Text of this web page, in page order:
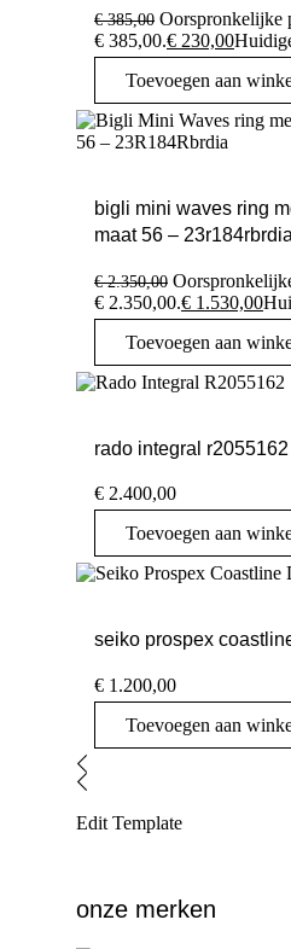
€385,00 Oorspronkelijke
€ 385,00.€ 230,00
Toevoegen aan
bigli mini waves ring
maat 56 – 23r184rbrdia
€2.350,00
€ 2.350,00.€ 1.530,00
Toevoegen aan
rado integral r2055162
€ 2.400,00
Toevoegen aan
seiko prospex
€ 1.200,00
Toevoegen aan
Edit Template
onze merken